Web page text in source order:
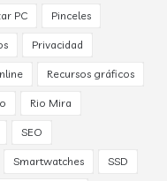
PC Pinceles
Privacidad
Recursos gráficos
Rio Mira
SEO
Smartwatches SSD